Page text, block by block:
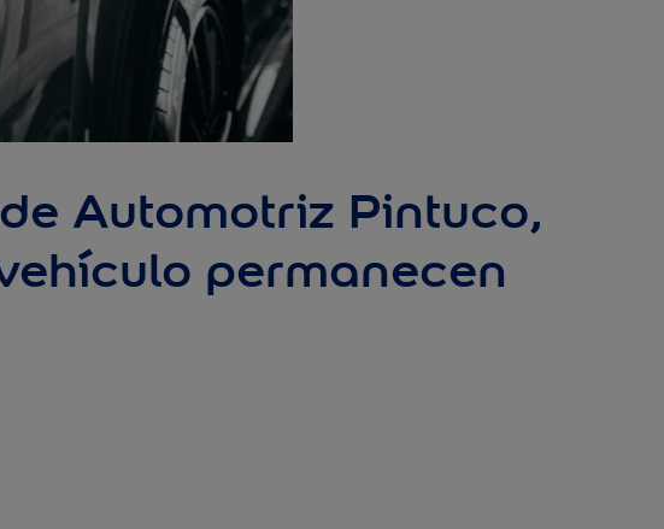
Automotriz Pintuco,
permanecen